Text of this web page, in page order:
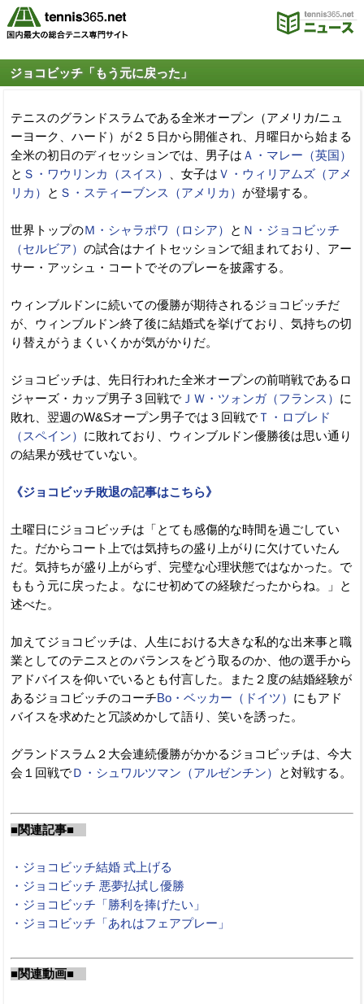
ジョコビッチ「もう元に戻った」
テニスのグランドスラムである全米オープン（アメリカ/ニュ
ーヨーク、ハード）が２５日から開催され、月曜日から始まる
全米の初日のディセッションでは、男子は Ａ・マレー（英国）
と Ｓ・ワウリンカ（スイス） 、女子は Ｖ・ウィリアムズ（アメ
リカ）
と Ｓ・スティーブンス（アメリカ） が登場する。
世界トップのＭ・シャラポワ（ロシア） と Ｎ・ジョコビッチ
（セルビア） の試合はナイトセッションで組まれており、アー
サー・アッシュ・コートでそのプレーを披露する。
ウィンブルドンに続いての優勝が期待されるジョコビッチだ
が、ウィンブルドン終了後に結婚式を挙げており、気持ちの切
り替えがうまくいくかが気がかりだ。
ジョコビッチは、先日行われた全米オープンの前哨戦であるロ
ジャーズ・カップ男子３回戦で ＪＷ・ツォンガ（フランス） に
敗れ、翌週のW&Sオープン男子では３回戦で Ｔ・ロブレド
（スペイン） に敗れており、ウィンブルドン優勝後は思い通り
の結果が残せていない。
《ジョコビッチ敗退の記事はこちら》
土曜日にジョコビッチは「とても感傷的な時間を過ごしてい
た。だからコート上では気持ちの盛り上がりに欠けていたん
だ。気持ちが盛り上がらず、完璧な心理状態ではなかった。で
ももう元に戻ったよ。なにせ初めての経験だったからね。」と
述べた。
加えてジョコビッチは、人生における大きな私的な出来事と職
業としてのテニスとのバランスをどう取るのか、他の選手から
アドバイスを仰いでいるとも付言した。また２度の結婚経験が
あるジョコビッチのコーチBo・ベッカー（ドイツ） にもアド
バイスを求めたと冗談めかして語り、笑いを誘った。
グランドスラム２大会連続優勝がかかるジョコビッチは、今大
会１回戦でＤ・シュワルツマン（アルゼンチン） と対戦する。
■関連記事■
・ジョコビッチ結婚 式上げる
・ジョコビッチ 悪夢払拭し優勝
・ジョコビッチ「勝利を捧げたい」
・ジョコビッチ「あれはフェアプレー」
■関連動画■